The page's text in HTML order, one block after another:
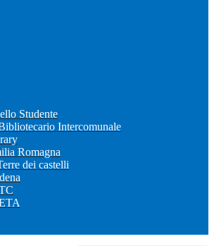
Studente
Intercomunale
Romagna
dei castelli